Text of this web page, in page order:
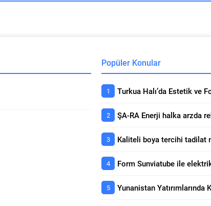
Popüler Konular